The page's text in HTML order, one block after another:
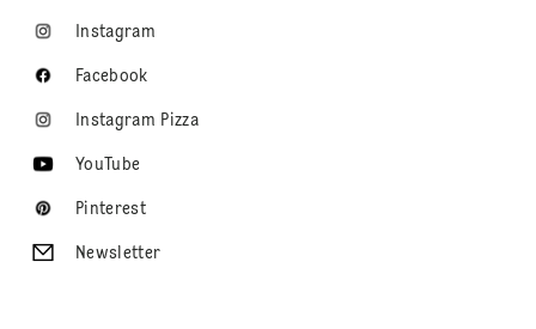
Instagram
Facebook
Instagram Pizza
YouTube
Pinterest
Newsletter